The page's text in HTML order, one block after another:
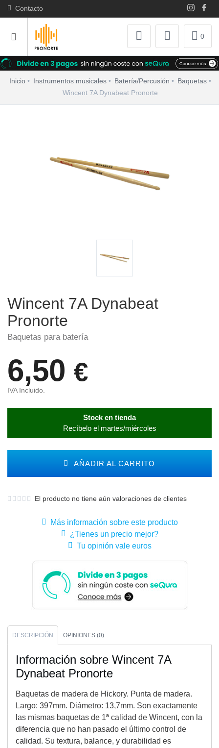
Contacto
0
Inicio Instrumentos musicales Batería/Percusión
Baquetas
Wincent 7A Dynabeat Pronorte
Wincent 7A Dynabeat
Pronorte
Baquetas para batería
6,50 €
IVA Incluido.
Stock en tienda
Recíbelo el martes/miércoles
AÑADIR AL CARRITO
El producto no tiene aún valoraciones de clientes
Más información sobre este producto
¿Tienes un precio mejor?
Tu opinión vale euros
DESCRIPCIÓN OPINIONES (0)
Información sobre Wincent 7A
Dynabeat Pronorte
Baquetas de madera de Hickory. Punta de madera.
Largo: 397mm. Diámetro: 13,7mm. Son exactamente
las mismas baquetas de 1ª calidad de Wincent, con la
diferencia que no han pasado el último control de
calidad. Su textura, balance, y durabilidad es